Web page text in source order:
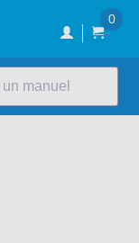
0
manuel